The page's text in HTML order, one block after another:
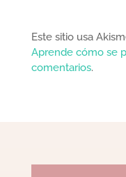
Este sitio usa
Aprende cómo se
comentarios.